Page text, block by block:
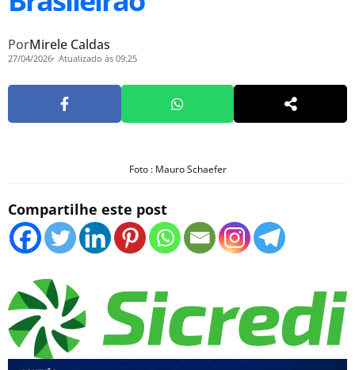
PorMirele Caldas
27/04/2026 Atualizado às 09:25
Foto : Mauro Schaefer
Compartilhe este post